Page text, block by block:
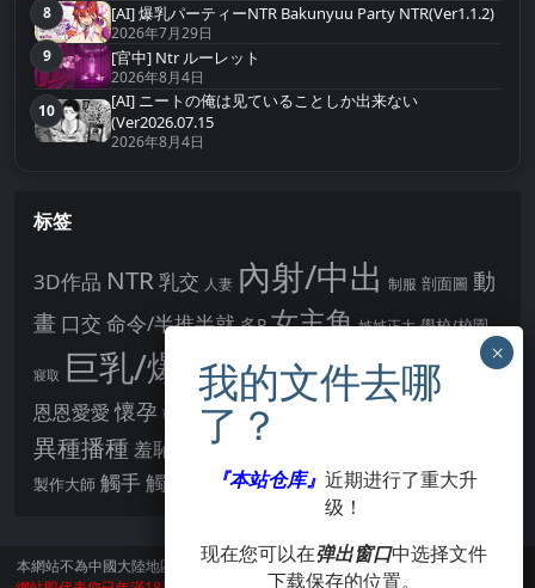
第8名
8 [AI] 爆乳パーティーNTR Bakunyuu Party NTR(Ver1.1.2)
2026年7月29日
第9名
9 [官中] Ntr ルーレット
2026年8月4日
第10名
10
[AI] ニートの俺は见ていることしか出来ない
(Ver2026.07.15
2026年8月4日
标签
3D作品 NTR乳交 人妻 內射/中出 制服 剖面圖 動
畫 口交 命令/半推半就 多P 女主角 姊姊正太 學校/校園
寢取 巨乳/爆乳幻想 強制你播種 強制播種
恩恩愛愛 懷孕 戰鬥H 拘束 教育 男主角
異種播種 羞恥/恥辱 羞辱
製作大師 觸手 觸摸 賣春/援交 輪流播種 酪梨 阿黑顏 露出 點陣圖
本網站不為中國大陸地區的用戶提供服務。訪問本網站請遵守當地法律。訪問本
『本站仓库』 近期进行了重大升
级！
现在您可以在弹出窗口中选择文件
下载保存的位置。